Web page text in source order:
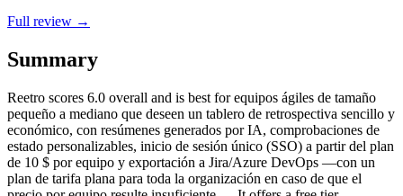
Full review →
Summary
Reetro scores 6.0 overall and is best for equipos ágiles de tamaño
pequeño a mediano que deseen un tablero de retrospectiva sencillo y
económico, con resúmenes generados por IA, comprobaciones de
estado personalizables, inicio de sesión único (SSO) a partir del plan
de 10 $ por equipo y exportación a Jira/Azure DevOps —con un
plan de tarifa plana para toda la organización en caso de que el